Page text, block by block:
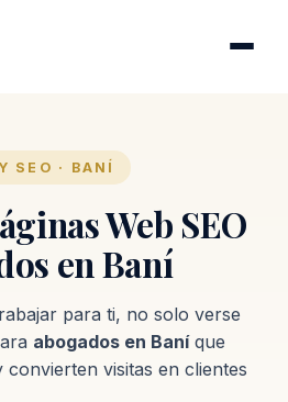
SEO · BANÍ
Web SEO
en Baní
para ti, no solo verse
abogados en Baníque
visitas en clientes